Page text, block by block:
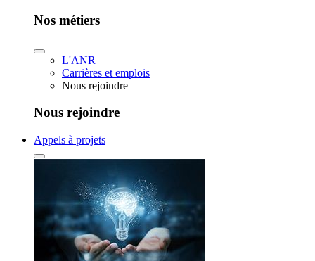
Nos métiers
L'ANR
Carrières et emplois
Nous rejoindre
Nous rejoindre
Appels à projets